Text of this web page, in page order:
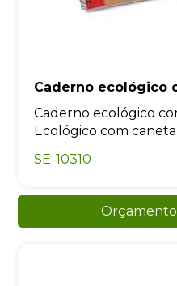
Caderno ecológico
Caderno ecológico
Ecológico com caneta
SE-10310